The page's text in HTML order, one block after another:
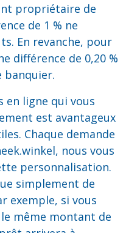
propriétaire de
de 1 % ne
En revanche, pour
différence de 0,20 %
banquier.
en ligne qui vous
est avantageux
Chaque demande
nous vous
personnalisation.
simplement de
exemple, si vous
même montant de